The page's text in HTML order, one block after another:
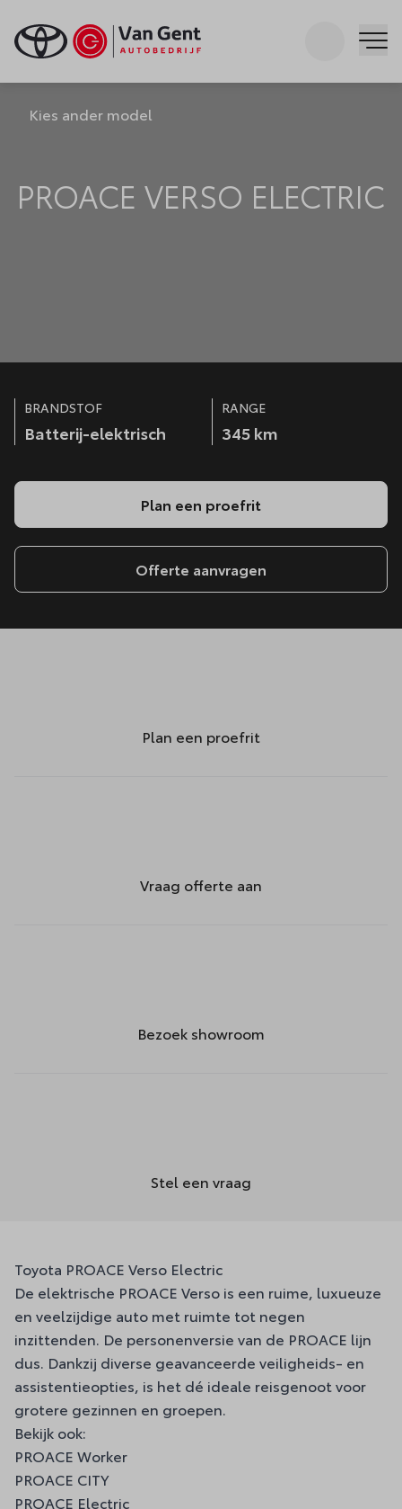
Zoeken
Kies ander model
PROACE VERSO ELECTRIC
BRANDSTOF
Batterij-elektrisch
RANGE
345 km
Plan een proefrit
Offerte aanvragen
Plan een proefrit
Vraag offerte aan
Bezoek showroom
Stel een vraag
Toyota PROACE Verso Electric
De elektrische PROACE Verso is een ruime, luxueuze
en veelzijdige auto met ruimte tot negen
inzittenden. De personenversie van de PROACE lijn
dus. Dankzij diverse geavanceerde veiligheids- en
assistentieopties, is het dé ideale reisgenoot voor
grotere gezinnen en groepen.
Bekijk ook:
PROACE Worker
PROACE CITY
PROACE Electric